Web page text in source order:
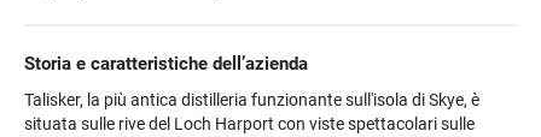
Storia e caratteristiche dell’azienda
Talisker, la più antica distilleria funzionante sull'isola di Skye, è
situata sulle rive del Loch Harport con viste spettacolari sulle